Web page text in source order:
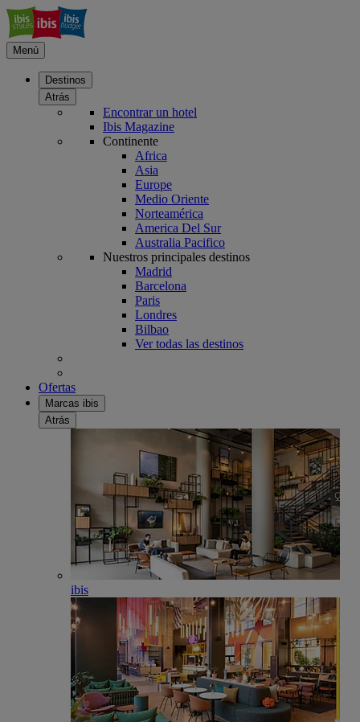
Menú
Destinos
Atrás
Encontrar un hotel
Ibis Magazine
Continente
Africa
Asia
Europe
Medio Oriente
Norteamérica
America Del Sur
Australia Pacifico
Nuestros principales destinos
Madrid
Barcelona
Paris
Londres
Bilbao
Ver todas las destinos
Ofertas
Marcas ibis
Atrás
ibis